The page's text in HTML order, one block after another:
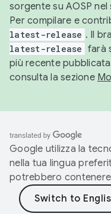
sorgente su AOSP
Per compilare e
latest-release . Il
latest-release farà
più recente pubblicata
consulta la sezione
Google utilizza la
nella tua lingua
potrebbero